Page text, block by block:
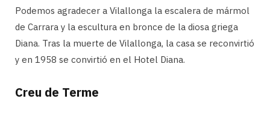
Podemos agradecer a Vilallonga la escalera de mármol
de Carrara y la escultura en bronce de la diosa griega
Diana. Tras la muerte de Vilallonga, la casa se reconvirtió
y en 1958 se convirtió en el Hotel Diana.
Creu de Terme